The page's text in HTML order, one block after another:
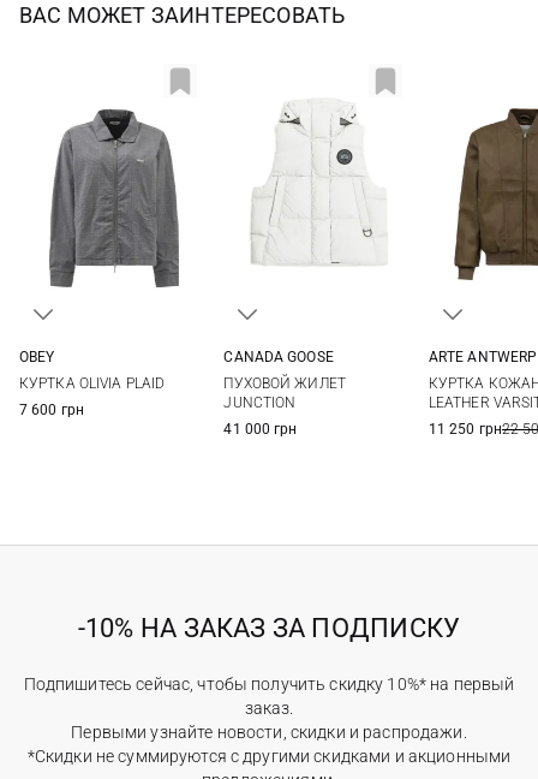
ВАС МОЖЕТ ЗАИНТЕРЕСОВАТЬ
OBEY
КУРТКА OLIVIA PLAID
7 600 грн
CANADA GOOSE
ПУХОВОЙ ЖИЛЕТ
JUNCTION
41 000 грн
ARTE ANTWERP
КУРТКА
LEATHER
11 250 грн22
-10% НА ЗАКАЗ ЗА ПОДПИСКУ
Подпишитесь сейчас, чтобы получить скидку 10%* на первый
заказ.
Первыми узнайте новости, скидки и распродажи.
*Скидки не суммируются с другими скидками и акционными